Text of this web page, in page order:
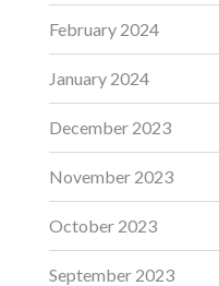
February 2024
January 2024
December 2023
November 2023
October 2023
September 2023